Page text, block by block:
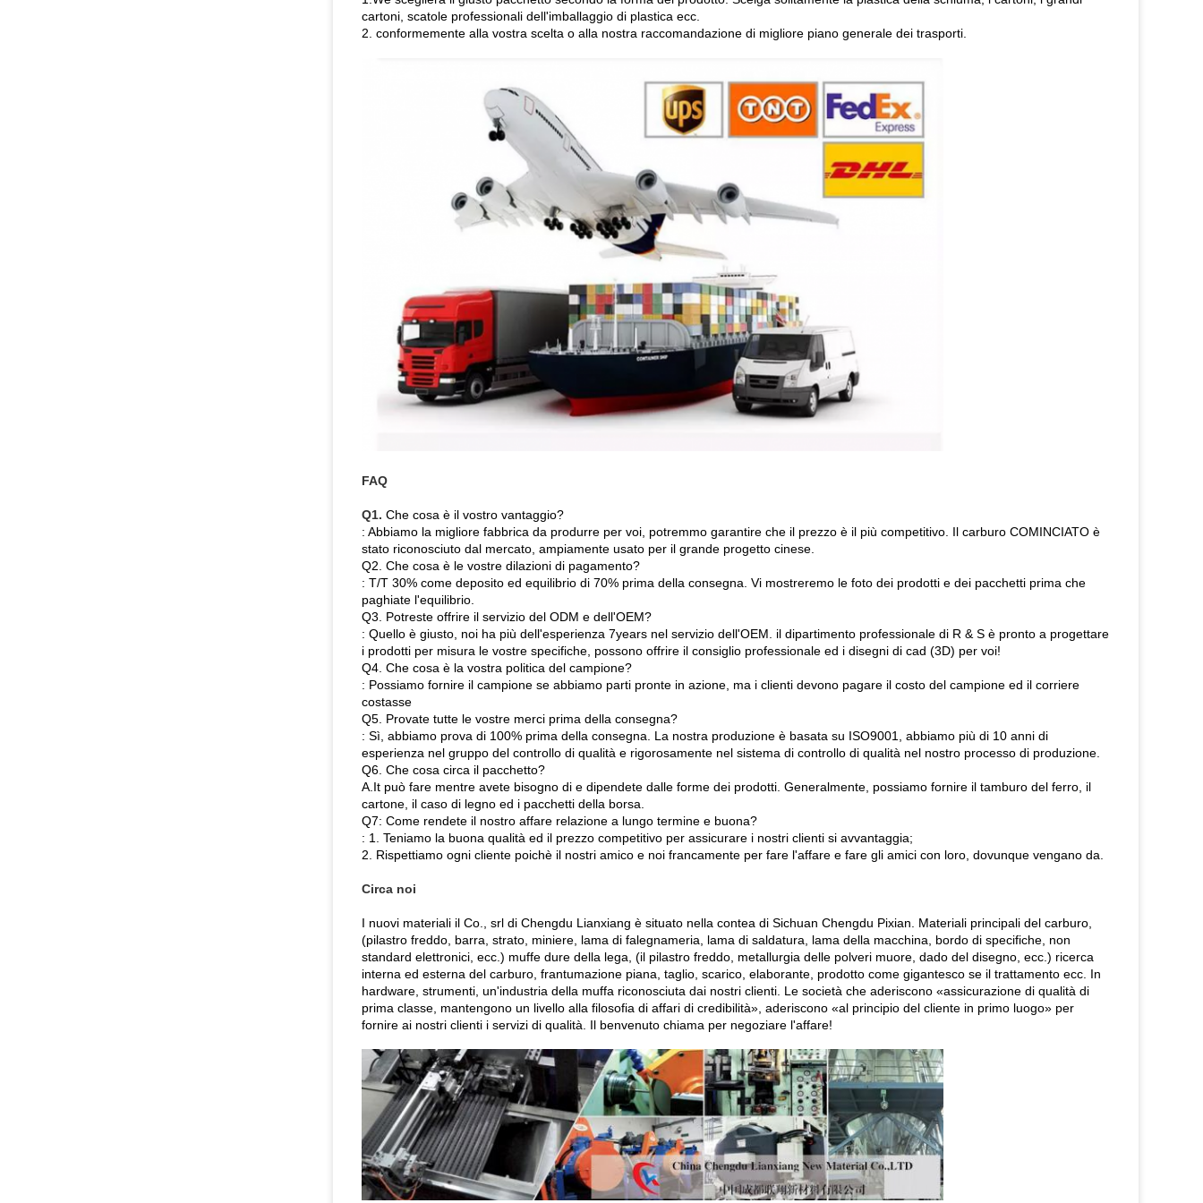
cartoni, scatole professionali dell'imballaggio di plastica ecc.
2. conformemente alla vostra scelta o alla nostra raccomandazione di migliore piano generale dei trasporti.
FAQ
Q1. Che cosa è il vostro vantaggio?
: Abbiamo la migliore fabbrica da produrre per voi, potremmo garantire che il prezzo è il più competitivo. Il carburo COMINCIATO è
stato riconosciuto dal mercato, ampiamente usato per il grande progetto cinese.
Q2. Che cosa è le vostre dilazioni di pagamento?
: T/T 30% come deposito ed equilibrio di 70% prima della consegna. Vi mostreremo le foto dei prodotti e dei pacchetti prima che
paghiate l'equilibrio.
Q3. Potreste offrire il servizio del ODM e dell'OEM?
: Quello è giusto, noi ha più dell'esperienza 7years nel servizio dell'OEM. il dipartimento professionale di R & S è pronto a progettare
i prodotti per misura le vostre specifiche, possono offrire il consiglio professionale ed i disegni di cad (3D) per voi!
Q4. Che cosa è la vostra politica del campione?
: Possiamo fornire il campione se abbiamo parti pronte in azione, ma i clienti devono pagare il costo del campione ed il corriere
costasse
Q5. Provate tutte le vostre merci prima della consegna?
: Sì, abbiamo prova di 100% prima della consegna. La nostra produzione è basata su ISO9001, abbiamo più di 10 anni di
esperienza nel gruppo del controllo di qualità e rigorosamente nel sistema di controllo di qualità nel nostro processo di produzione.
Q6. Che cosa circa il pacchetto?
A.It può fare mentre avete bisogno di e dipendete dalle forme dei prodotti. Generalmente, possiamo fornire il tamburo del ferro, il
cartone, il caso di legno ed i pacchetti della borsa.
Q7: Come rendete il nostro affare relazione a lungo termine e buona?
: 1. Teniamo la buona qualità ed il prezzo competitivo per assicurare i nostri clienti si avvantaggia;
2. Rispettiamo ogni cliente poichè il nostri amico e noi francamente per fare l'affare e fare gli amici con loro, dovunque vengano da.
Circa noi
I nuovi materiali il Co., srl di Chengdu Lianxiang è situato nella contea di Sichuan Chengdu Pixian. Materiali principali del carburo,
(pilastro freddo, barra, strato, miniere, lama di falegnameria, lama di saldatura, lama della macchina, bordo di specifiche, non
standard elettronici, ecc.) muffe dure della lega, (il pilastro freddo, metallurgia delle polveri muore, dado del disegno, ecc.) ricerca
interna ed esterna del carburo, frantumazione piana, taglio, scarico, elaborante, prodotto come gigantesco se il trattamento ecc. In
hardware, strumenti, un'industria della muffa riconosciuta dai nostri clienti. Le società che aderiscono «assicurazione di qualità di
prima classe, mantengono un livello alla filosofia di affari di credibilità», aderiscono «al principio del cliente in primo luogo» per
fornire ai nostri clienti i servizi di qualità. Il benvenuto chiama per negoziare l'affare!